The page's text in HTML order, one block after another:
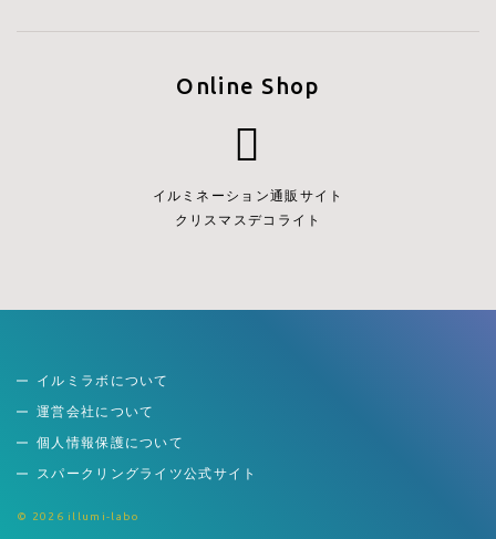
Online Shop
イルミネーション通販サイト
クリスマスデコライト
イルミラボについて
運営会社について
個人情報保護について
スパークリングライツ公式サイト
© 2026 illumi-labo